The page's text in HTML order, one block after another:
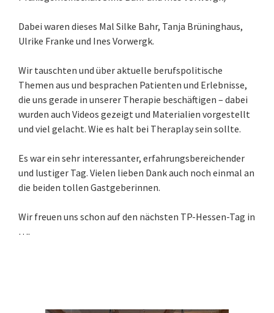
Dabei waren dieses Mal Silke Bahr, Tanja Brüninghaus,
Ulrike Franke und Ines Vorwergk.
Wir tauschten und über aktuelle berufspolitische
Themen aus und besprachen Patienten und Erlebnisse,
die uns gerade in unserer Therapie beschäftigen – dabei
wurden auch Videos gezeigt und Materialien vorgestellt
und viel gelacht. Wie es halt bei Theraplay sein sollte.
Es war ein sehr interessanter, erfahrungsbereichender
und lustiger Tag. Vielen lieben Dank auch noch einmal an
die beiden tollen Gastgeberinnen.
Wir freuen uns schon auf den nächsten TP-Hessen-Tag in
….